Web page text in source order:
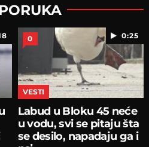
0:25
0
VESTI
Labud u Bloku 45 neće
u vodu, svi se pitaju šta
se desilo, napadaju ga i